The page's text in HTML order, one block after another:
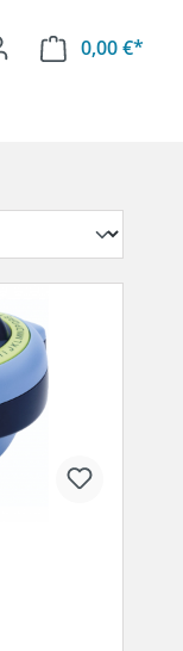
0,00 €*